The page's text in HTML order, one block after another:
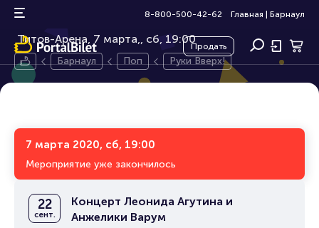
8-800-500-42-62 Главная Барнаул
Продать
Руки Вверх!
Титов-Арена, 7 марта, сб, 19:00
Барнаул Поп Руки Вверх!
7 марта 2020, сб, 19:00
Мероприятие уже закончилось
22
сент.
Концерт Леонида Агутина и
Анжелики Варум